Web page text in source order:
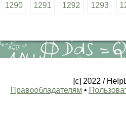
1290 1291 1292 1293
[c] 2022 /
Правообладателям •